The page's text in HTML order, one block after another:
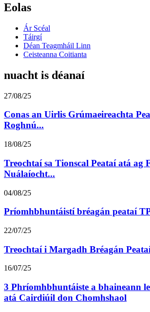
Eolas
Ár Scéal
Táirgí
Déan Teagmháil Linn
Ceisteanna Coitianta
nuacht is déanaí
27/08/25
Conas an Uirlis Grúmaeireachta
Roghnú...
18/08/25
Treochtaí sa Tionscal Peataí atá ag
Nuálaíocht...
04/08/25
Príomhbhuntáistí bréagán peataí
22/07/25
Treochtaí i Margadh Bréagán
16/07/25
3 Phríomhbhuntáiste a bhaineann
atá Cairdiúil don Chomhshaol